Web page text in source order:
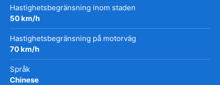
Hastighetsbegränsning inom staden
50 km/h
Hastighetsbegränsning på motorväg
70 km/h
Språk
Chinese